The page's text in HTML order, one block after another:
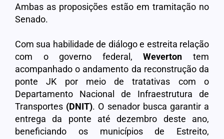
Ambas as proposições estão em tramitação no
Senado.
Com sua habilidade de diálogo e estreita relação
com o governo federal,Weverton tem
acompanhado o andamento da reconstrução da
ponte JK por meio de tratativas com o
Departamento Nacional de Infraestrutura de
Transportes (DNIT). O senador busca garantir a
entrega da ponte até dezembro deste ano,
beneficiando os municípios de Estreito,